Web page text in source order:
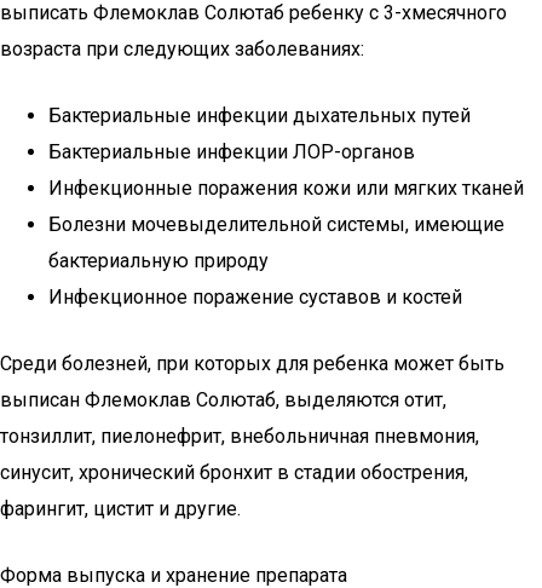
выписать Флемоклав Солютаб ребенку с 3-хмесячного
возраста при следующих заболеваниях:
Бактериальные инфекции дыхательных путей
Бактериальные инфекции ЛОР-органов
Инфекционные поражения кожи или мягких тканей
Болезни мочевыделительной системы, имеющие
бактериальную природу
Инфекционное поражение суставов и костей
Среди болезней, при которых для ребенка может быть
выписан Флемоклав Солютаб, выделяются отит,
тонзиллит, пиелонефрит, внебольничная пневмония,
синусит, хронический бронхит в стадии обострения,
фарингит, цистит и другие.
Форма выпуска и хранение препарата